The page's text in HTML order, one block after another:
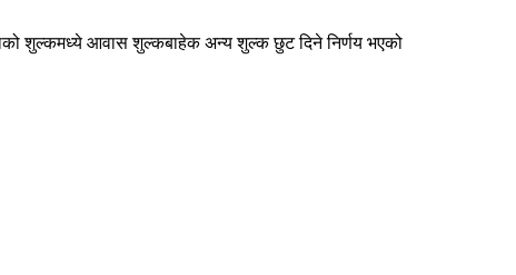
शुल्कमध्ये आवास शुल्कबाहेक अन्य शुल्क छुट दिने निर्णय भएको